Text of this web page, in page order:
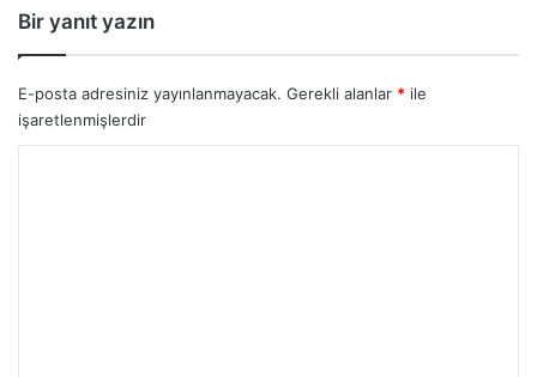
Bir yanıt yazın
E-posta adresiniz yayınlanmayacak. Gerekli alanlar * ile
işaretlenmişlerdir